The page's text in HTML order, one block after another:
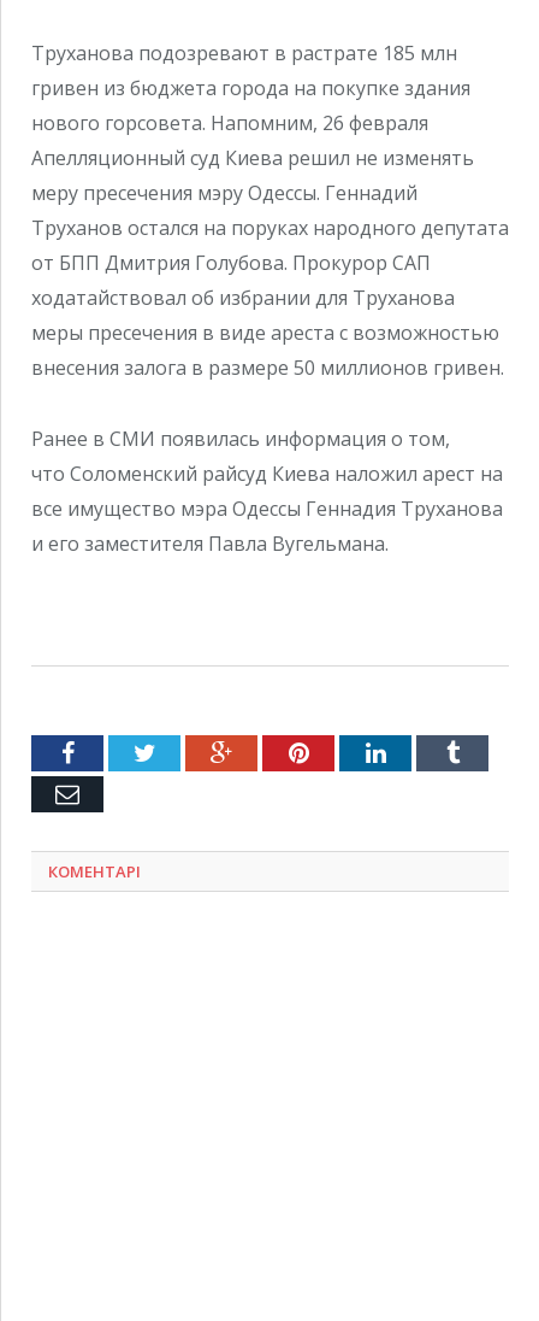
Труханова подозревают в растрате 185 млн
гривен из бюджета города на покупке здания
нового горсовета. Напомним, 26 февраля
Апелляционный суд Киева решил не изменять
меру пресечения мэру Одессы. Геннадий
Труханов остался на поруках народного депутата
от БПП Дмитрия Голубова. Прокурор САП
ходатайствовал об избрании для Труханова
меры пресечения в виде ареста с возможностью
внесения залога в размере 50 миллионов гривен.
Ранее в СМИ появилась информация о том,
что Соломенский райсуд Киева наложил арест на
все имущество мэра Одессы Геннадия Труханова
и его заместителя Павла Вугельмана.
FacebookTwitter Google+PinterestLinkedInTumblr
Емейл
КОМЕНТАРІ